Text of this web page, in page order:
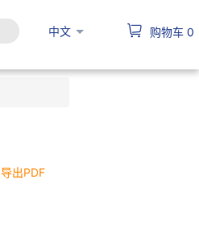
中文 购物车 0
导出PDF